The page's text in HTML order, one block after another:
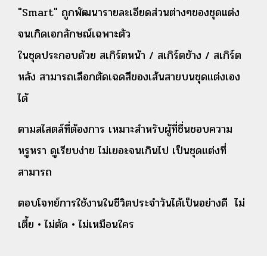
"Smart" ถูกพัฒนารายละเอียดส่วนต่างๆของชุดแต่ง
จนเกิดเอกลักษณ์เฉพาะตัว
ในชุดประกอบด้วย สเกิร์ตหน้า / สเกิร์ตข้าง / สเกิร์ต
หลัง สามารถเลือกตัดเฉดสีของเส้นสายบนชุดแต่งเอง
ได้
ตามสไสตล์ที่ต้องการ เหมาะสำหรับผู้ที่ชื่นชอบความ
หรูหรา ดูเรียบง่าย ไม่เยอะจนเกินไป เป็นชุดแต่งที่
สามารถ
ตอบโจทย์การใช้งานในชีวิตประจำวันได้เป็นอย่างดีไม่
เตี้ย • ไม่ตัด • ไม่เหมือนใคร